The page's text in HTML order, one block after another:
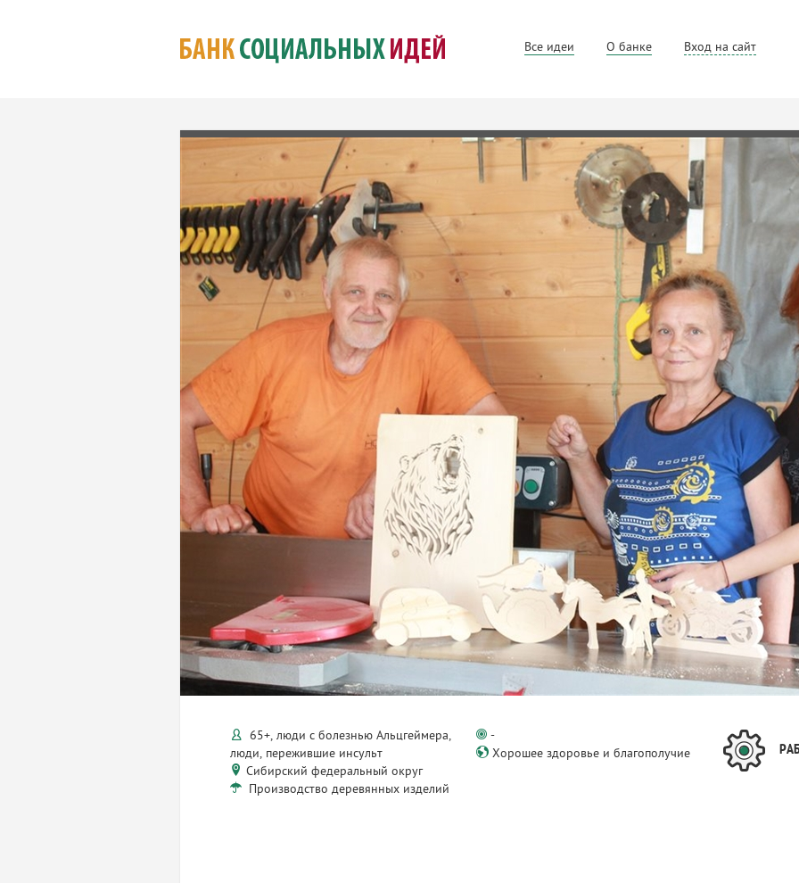
Все идеи О банке Вход на сайт
65+, люди с болезнью Альцгеймера,
люди, пережившие инсульт
Сибирский федеральный округ
Производство деревянных изделий
-
Хорошее здоровье и благополучие